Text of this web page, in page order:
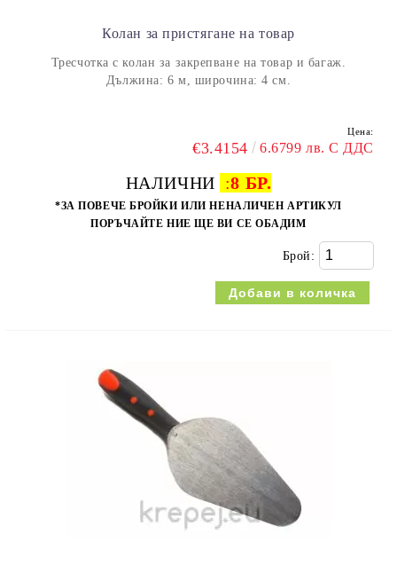
Колан за пристягане на товар
Тресчотка с колан за закрепване на товар и багаж.
Дължина: 6 м, широчина: 4 см.
Цена:
€3.4154 6.6799 лв. С ДДС
НАЛИЧНИ :8 БР.
*ЗА ПОВЕЧЕ БРОЙКИ ИЛИ НЕНАЛИЧЕН АРТИКУЛ
ПОРЪЧАЙТЕ НИЕ ЩЕ ВИ СЕ ОБАДИМ
Брой: